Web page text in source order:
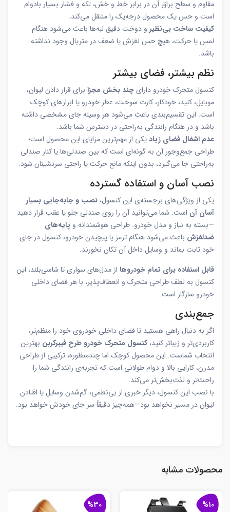
مقاوم و سطح براق آن در برابر خط و خش، لکه و فشار بسیار بادوام
است و حس یک محصول درجه‌یک را منتقل می‌کند.
کیفیت ساخت بی‌نظیر و دوخت دقیق لبه‌ها باعث می‌شود هنگام
لمس یا حرکت، هیچ حس لغزش یا ضعف در متریال وجود نداشته
باشد.
نظم بیشتر، فضای بیشتر
کنسول متحرک خودرو دارایچند بخش مجزا برای قرار دادن لیوان،
موبایل، کلید، خودکار، کارت سوخت، عطر خودرو یا ابزارهای کوچک
است. این تقسیم‌بندی باعث می‌شود هر وسیله جای مشخصی داشته
باشد و در هنگام رانندگی به‌راحتی در دسترس شما باشد.
عدم اشغال فضای زیادیکی از مهم‌ترین مزایای این محصول است؛
طراحی جمع‌وجور آن به گونه‌ای است که بین صندلی‌ها یا کنار صندلی
به‌راحتی جا می‌گیرد، بدون اینکه مانع حرکت یا راحتی سرنشینان شود.
نصب آسان و استفاده گسترده
یکی از ویژگی‌های برجسته‌ی این کنسول، نصب و جابه‌جایی بسیار
آسان آن است. شما می‌توانید آن را روی صندلی جلو یا عقب قرار دهید
—بسته به نیاز و مدل خودرو. طراحی هوشمندانه و پایه‌های
ضدلغزش باعث می‌شود هنگام ترمز یا پیچیدن خودرو، کنسول در جای
خود ثابت بماند و وسایل داخل آن تکان نخورند.
قابل استفاده برای تمام خودروها از مدل‌های سواری تا شاسی‌بلند، این
کنسول به لطف طراحی متحرک و انعطاف‌پذیر، با هر فضای داخلی
خودرو سازگار است.
جمع‌بندی
اگر به دنبال راهی هستید تا فضای داخلی خودروی خود را منظم‌تر،
کاربردی‌تر و زیباتر کنید،کنسول متحرک خودرو طرح فیبرکربن بهترین
انتخاب شماست. این محصول کوچک اما چندمنظوره، ترکیبی از طراحی
مدرن، کارایی بالا و دوام طولانی است که تجربه‌ی رانندگی شما را
راحت‌تر و لذت‌بخش‌تر می‌کند.
با نصب این کنسول، دیگر خبری از بی‌نظمی، گم‌شدن وسایل یا افتادن
لیوان در مسیر نخواهد بود—همه‌چیز دقیقاً سر جای خودش خواهد بود.
محصولات مشابه
%10
%30